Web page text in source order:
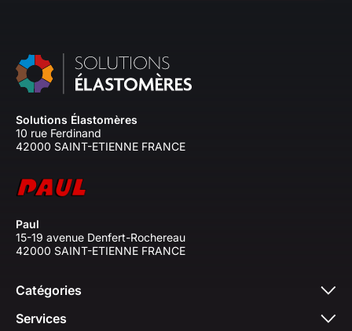
Solutions Élastomères
10 rue Ferdinand
42000 SAINT-ETIENNE FRANCE
Paul
15-19 avenue Denfert-Rochereau
42000 SAINT-ETIENNE FRANCE
Catégories
Services